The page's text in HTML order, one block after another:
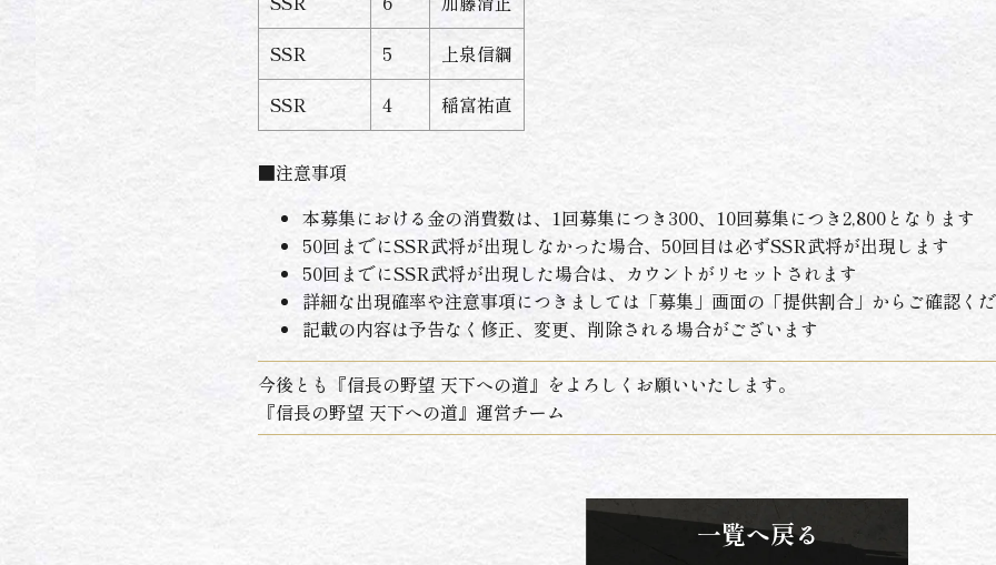
SSR
5
上泉信綱
SSR
4 稲富祐直
■注意事項
本募集における金の消費数は、1回募集につき300、10回募集につき2,800となります
50回までにSSR武将が出現しなかった場合、50回目は必ずSSR武将が出現します
50回までにSSR武将が出現した場合は、カウントがリセットされます
詳細な出現確率や注意事項につきましては「募集」画面の「提供割合」からご確認く
記載の内容は予告なく修正、変更、削除される場合がございます
今後とも『信長の野望 天下への道』をよろしくお願いいたします。
『信長の野望 天下への道』運営チーム
一覧へ戻る